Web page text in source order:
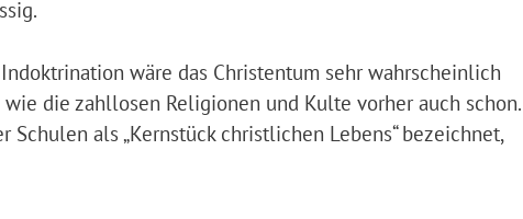
wäre das Christentum sehr wahrscheinlich
die zahllosen Religionen und Kulte vorher auch schon.
als „Kernstück christlichen Lebens“ bezeichnet,